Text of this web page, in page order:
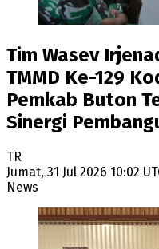
Tim Wasev
TMMD Ke-129
Pemkab Buton
Sinergi
TR
Jumat, 31 Jul 2026 10:02
News